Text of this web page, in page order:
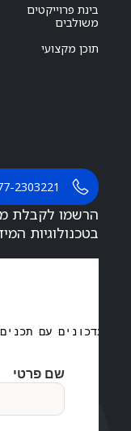
בינת פרוייקטים
משולבים
תוכן מקצועי
2303221
בטכנולוגיות